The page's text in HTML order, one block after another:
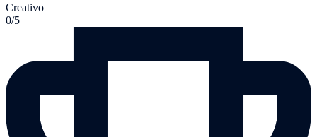
Creativo
0/5